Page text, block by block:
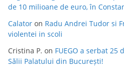
de 10 milioane de euro, în
Calator on Radu Andrei Tudor si
violentei in scoli
Cristina P. on FUEGO a serbat 25
Sălii Palatului din București!